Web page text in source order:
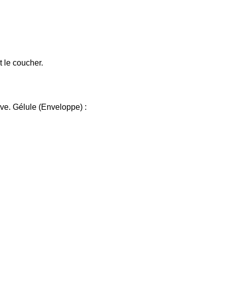
le coucher.
Gélule (Enveloppe) :